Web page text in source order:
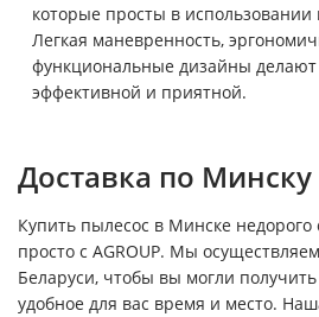
которые просты в
Легкая маневренность,
функциональные дизайны делают
эффективной и приятной.
Доставка по
Купить пылесос в Минске недорого
просто с AGROUP. Мы
Беларуси, чтобы вы могли
удобное для вас время и место.